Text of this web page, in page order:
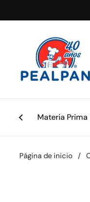
Materia Prima
Página de inicio /